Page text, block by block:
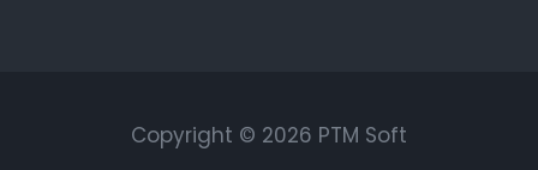
Copyright © 2026 PTM Soft